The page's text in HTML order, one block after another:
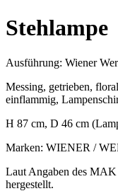
Stehlampe
Ausführung: Wiener
Messing, getrieben,
einflammig,
H 87 cm, D 46 cm
Marken: WIENER /
Laut Angaben des
hergestellt.